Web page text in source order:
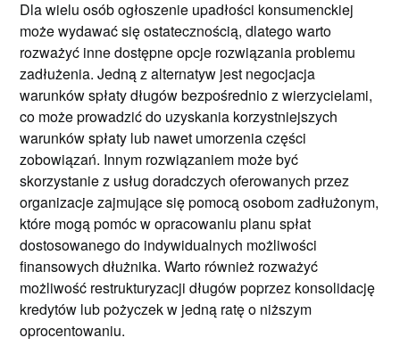
Dla wielu osób ogłoszenie upadłości konsumenckiej
może wydawać się ostatecznością, dlatego warto
rozważyć inne dostępne opcje rozwiązania problemu
zadłużenia. Jedną z alternatyw jest negocjacja
warunków spłaty długów bezpośrednio z wierzycielami,
co może prowadzić do uzyskania korzystniejszych
warunków spłaty lub nawet umorzenia części
zobowiązań. Innym rozwiązaniem może być
skorzystanie z usług doradczych oferowanych przez
organizacje zajmujące się pomocą osobom zadłużonym,
które mogą pomóc w opracowaniu planu spłat
dostosowanego do indywidualnych możliwości
finansowych dłużnika. Warto również rozważyć
możliwość restrukturyzacji długów poprzez konsolidację
kredytów lub pożyczek w jedną ratę o niższym
oprocentowaniu.